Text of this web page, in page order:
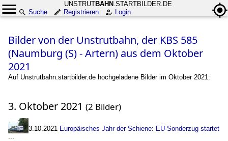
UNSTRUTBAHN .STARTBILDER.DE
Suche
Registrieren Login
Bilder von der Unstrutbahn, der KBS 585
(Naumburg (S) - Artern) aus dem Oktober
2021
Auf Unstrutbahn.startbilder.de hochgeladene Bilder im Oktober 2021:
3. Oktober 2021 (2 Bilder)
3.10.2021 Europäisches Jahr der Schiene: EU-Sonderzug startet
...